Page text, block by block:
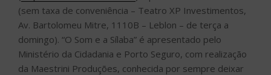
(sem taxa de conveniência – Teatro XP Investimentos,
Av. Bartolomeu Mitre, 1110B – Leblon – de terça a
domingo). “O Som e a Sílaba” é apresentado pelo
Ministério da Cidadania e Porto Seguro, com realização
da Maestrini Produções, conhecida por sempre deixar